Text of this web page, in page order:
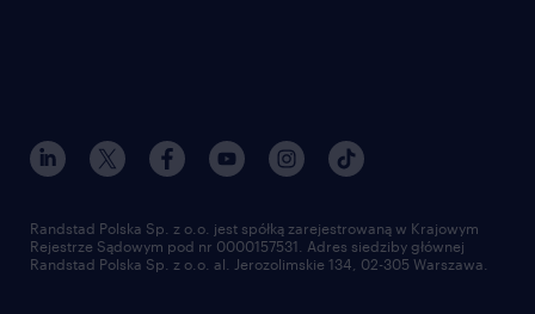
Randstad Polska Sp. z o.o. jest spółką zarejestrowaną w Krajowym
Rejestrze Sądowym pod nr 0000157531. Adres siedziby głównej
Randstad Polska Sp. z o.o. al. Jerozolimskie 134, 02-305 Warszawa.